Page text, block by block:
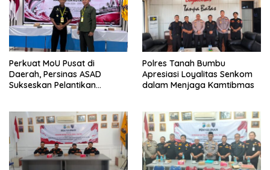
Perkuat MoU Pusat di
Daerah, Persinas ASAD
Sukseskan Pelantikan
Polres Tanah Bumbu
Apresiasi Loyalitas Senkom
dalam Menjaga Kamtibmas